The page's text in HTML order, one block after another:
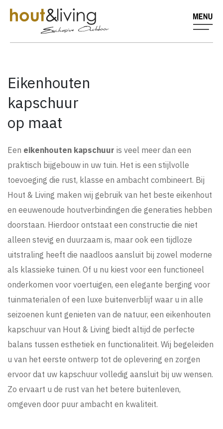
Eikenhouten
kapschuur
op maat
Een eikenhouten kapschuur is veel meer dan een
praktisch bijgebouw in uw tuin. Het is een stijlvolle
toevoeging die rust, klasse en ambacht combineert. Bij
Hout & Living maken wij gebruik van het beste eikenhout
en eeuwenoude houtverbindingen die generaties hebben
doorstaan. Hierdoor ontstaat een constructie die niet
alleen stevig en duurzaam is, maar ook een tijdloze
uitstraling heeft die naadloos aansluit bij zowel moderne
als klassieke tuinen. Of u nu kiest voor een functioneel
onderkomen voor voertuigen, een elegante berging voor
tuinmaterialen of een luxe buitenverblijf waar u in alle
seizoenen kunt genieten van de natuur, een eikenhouten
kapschuur van Hout & Living biedt altijd de perfecte
balans tussen esthetiek en functionaliteit. Wij begeleiden
u van het eerste ontwerp tot de oplevering en zorgen
ervoor dat uw kapschuur volledig aansluit bij uw wensen.
Zo ervaart u de rust van het betere buitenleven,
omgeven door puur ambacht en kwaliteit.